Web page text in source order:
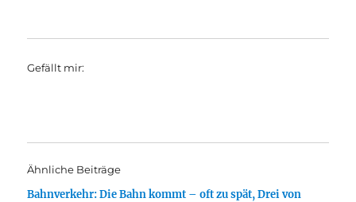
Gefällt mir:
Ähnliche Beiträge
Bahnverkehr: Die Bahn kommt – oft zu spät, Drei von